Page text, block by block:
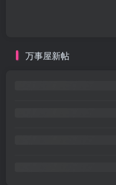
万事屋新帖